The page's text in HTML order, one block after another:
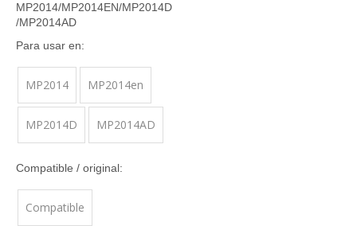
MP2014/MP2014EN/MP2014D
/MP2014AD
Para usar en:
MP2014 MP2014en
MP2014D MP2014AD
Compatible / original:
Compatible